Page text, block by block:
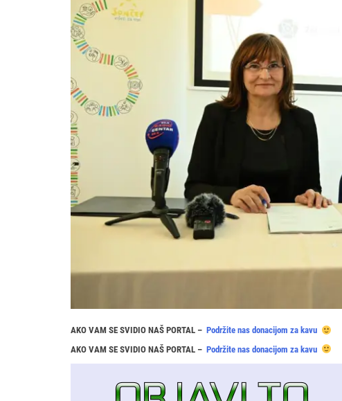
AKO VAM SE SVIDIO NAŠ PORTAL – Podržite nas donacijom za kavu
AKO VAM SE SVIDIO NAŠ PORTAL – Podržite nas donacijom za kavu